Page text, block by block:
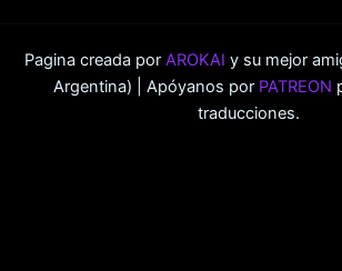
Pagina creada por AROKAI y su mejor
Argentina) | Apóyanos por PATREON
traducciones.